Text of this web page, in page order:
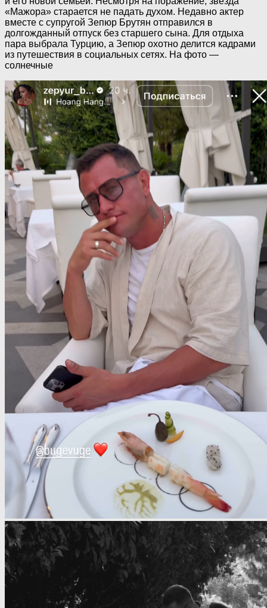
«Мажора» старается не падать духом. Недавно актер
вместе с супругой Зепюр Брутян отправился в
долгожданный отпуск без старшего сына. Для отдыха
пара выбрала Турцию, а Зепюр охотно делится кадрами
из путешествия в социальных сетях. На фото —
солнечные